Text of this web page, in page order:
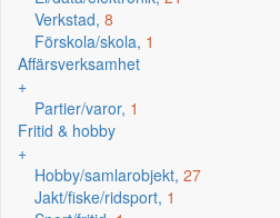
Verkstad, 8
Förskola/skola, 1
Affärsverksamhet
+
Partier/varor, 1
Fritid & hobby
+
Hobby/samlarobjekt, 27
Jakt/fiske/ridsport, 1